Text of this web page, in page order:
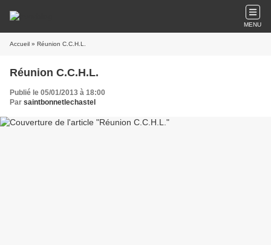
MENU
Accueil » Réunion C.C.H.L.
Réunion C.C.H.L.
Publié le 05/01/2013 à 18:00
Par saintbonnetlechastel